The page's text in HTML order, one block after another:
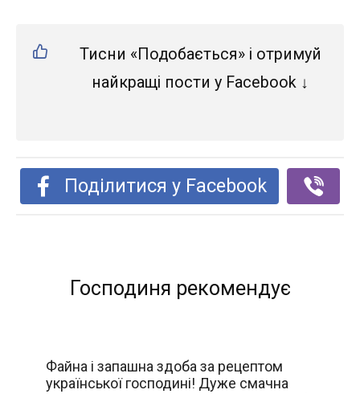
Тисни «Подобається» і отримуй
найкращі пости у Facebook ↓
Поділитися у Facebook
Господиня рекомендує
Файна і запашна здоба за рецептом
української господині! Дуже смачна